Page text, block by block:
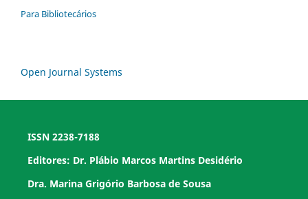
Para Bibliotecários
Open Journal Systems
ISSN 2238-7188
Editores: Dr. Plábio Marcos Martins Desidério
Dra. Marina Grigório Barbosa de Sousa